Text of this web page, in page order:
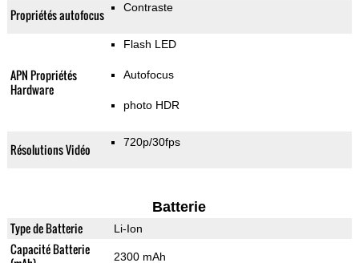
Propriétés autofocus Contraste
APN Propriétés
Hardware
Flash LED
Autofocus
photo HDR
Résolutions Vidéo 720p/30fps
Batterie
Type de Batterie Li-Ion
Capacité Batterie
2300 mAh